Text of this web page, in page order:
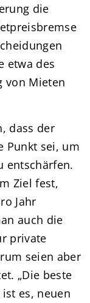
die
etwa des
von Mieten
dass der
Punkt sei, um
entschärfen.
Ziel fest,
Jahr
auch die
private
seien aber
„Die beste
es, neuen